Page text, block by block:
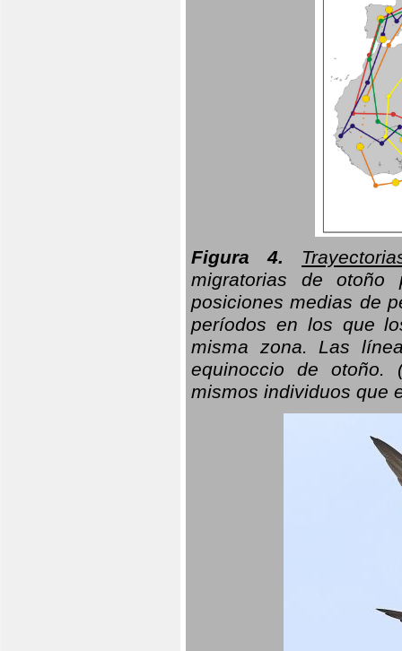
Figura 4.
migratorias de otoño
posiciones medias de
períodos en los que
misma zona. Las
equinoccio de otoño.
mismos individuos que